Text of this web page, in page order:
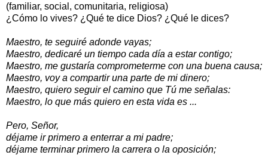
(familiar, social, comunitaria, religiosa)
¿Cómo lo vives? ¿Qué te dice Dios? ¿Qué le dices?
Maestro, te seguiré adonde vayas;
Maestro, dedicaré un tiempo cada día a estar contigo;
Maestro, me gustaría comprometerme con una buena causa;
Maestro, voy a compartir una parte de mi dinero;
Maestro, quiero seguir el camino que Tú me señalas:
Maestro, lo que más quiero en esta vida es ...
Pero, Señor,
déjame ir primero a enterrar a mi padre;
déjame terminar primero la carrera o la oposición;